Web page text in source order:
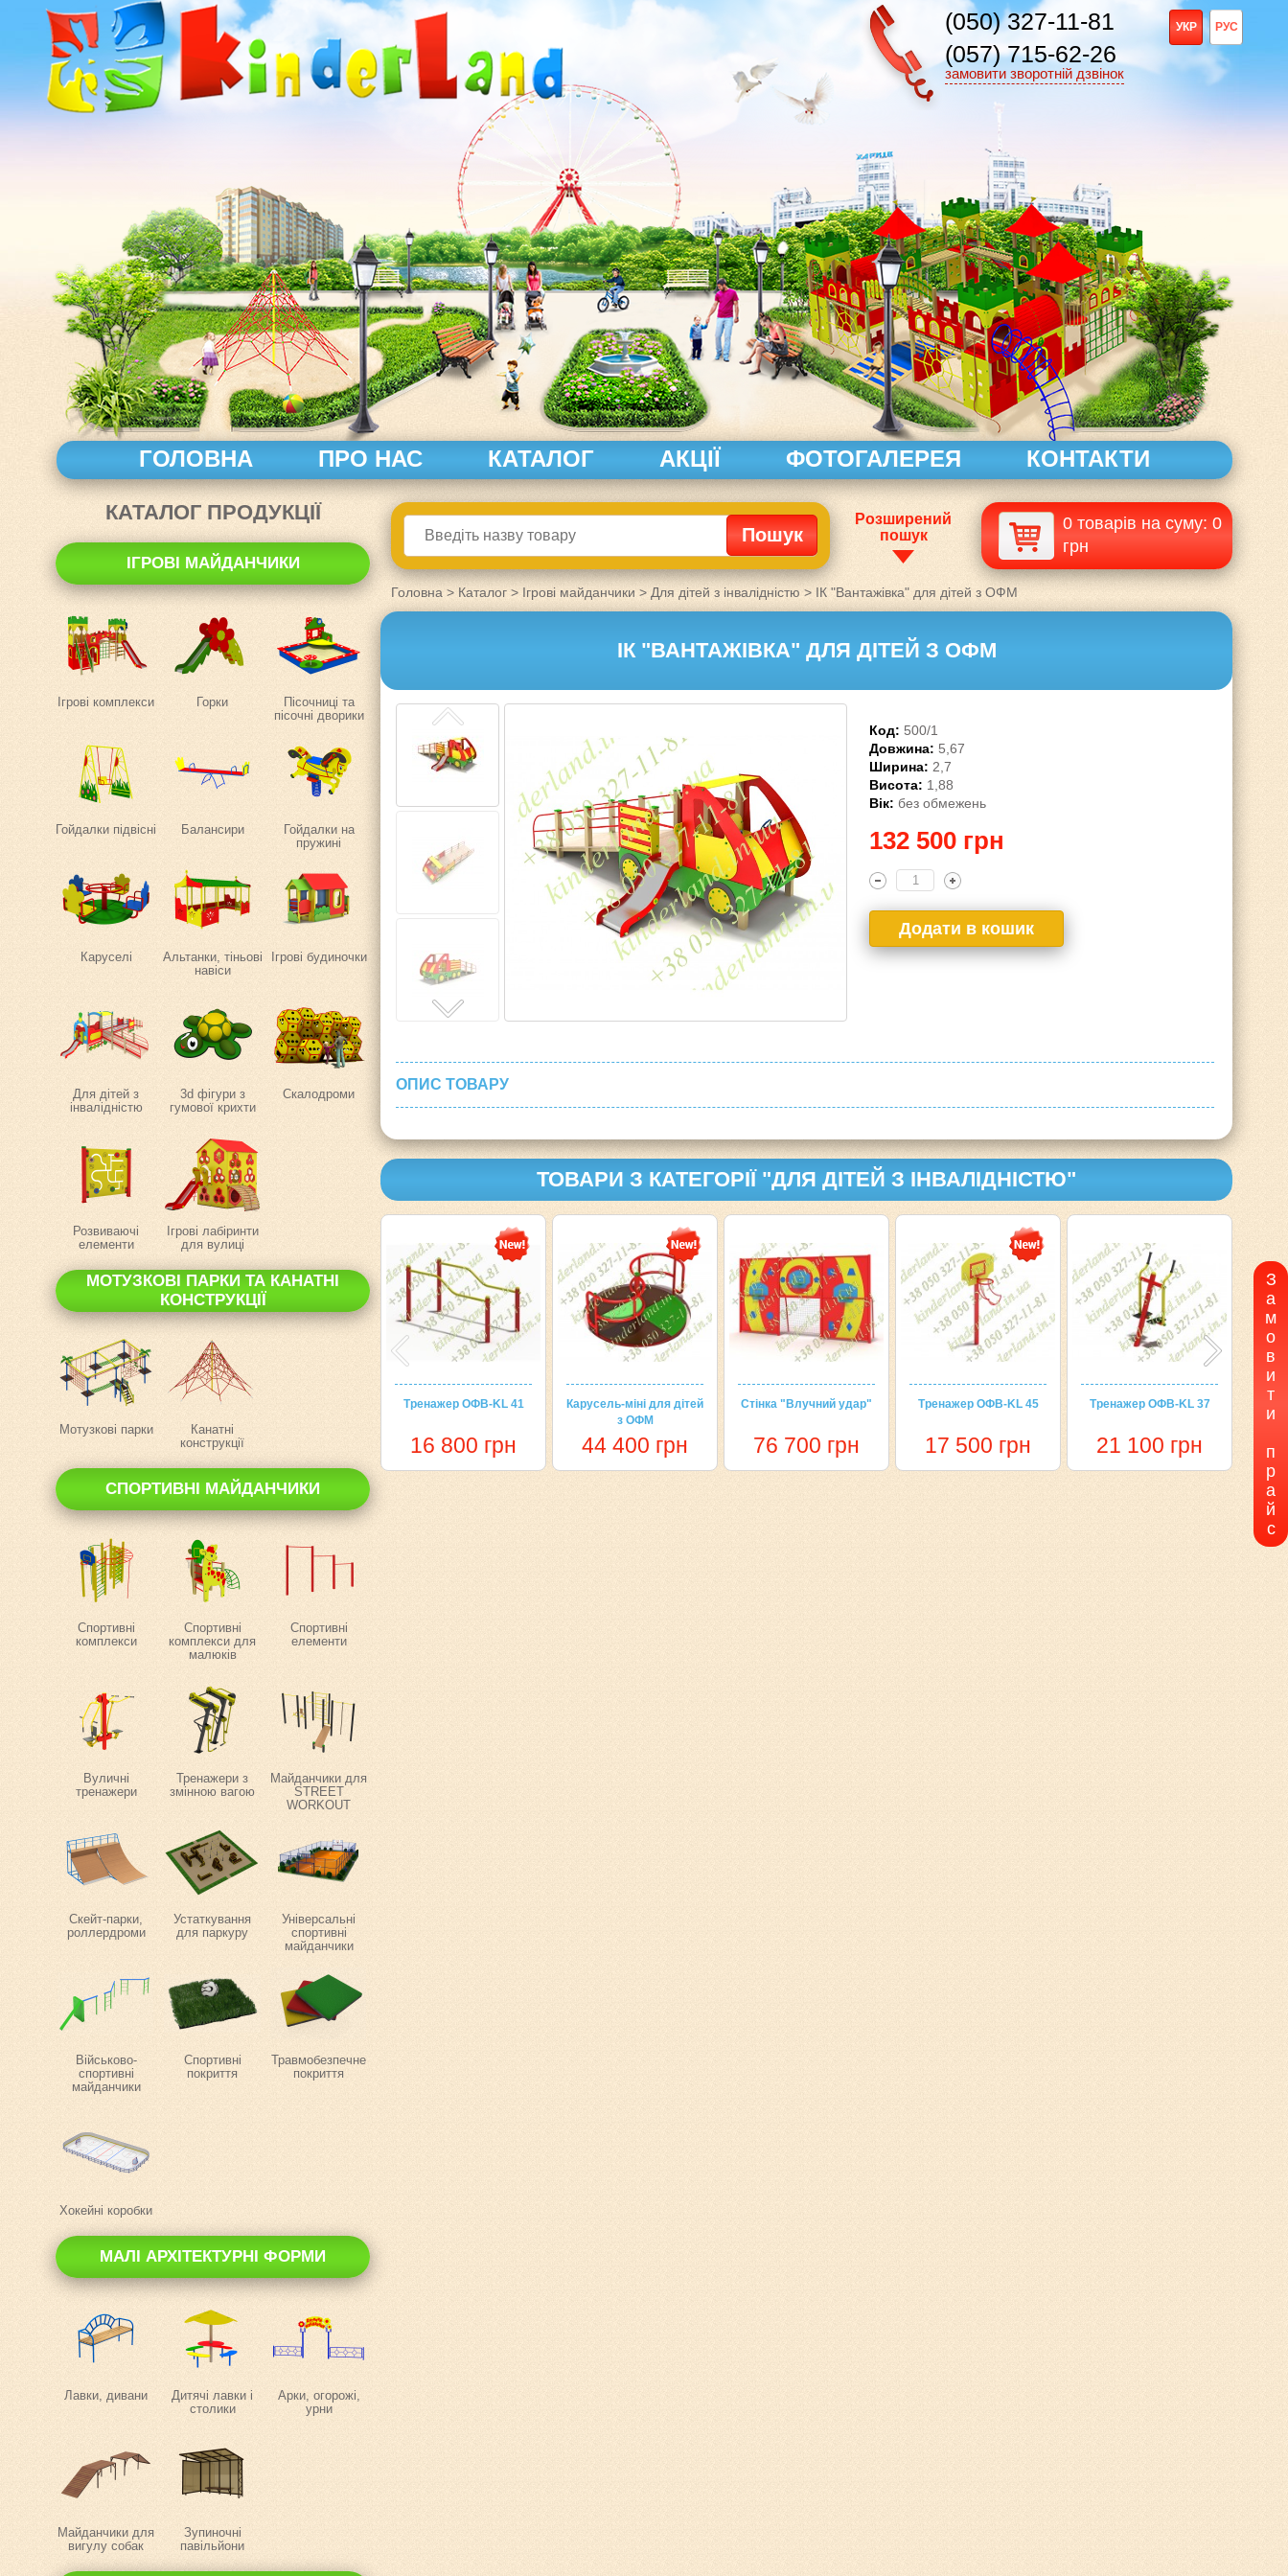
РУС
УКР
(050) 327-11-81
(057) 715-62-26
замовити зворотній дзвінок
ГОЛОВНА ПРО НАС КАТАЛОГ АКЦІЇ ФОТОГАЛЕРЕЯ КОНТАКТИ
КАТАЛОГ ПРОДУКЦІЇ
ІГРОВІ МАЙДАНЧИКИ
Ігрові комплекси Горки
Пісочниці та
пісочні дворики
Гойдалки підвісні Балансири
Гойдалки на
пружині
Каруселі
Альтанки, тіньові
навіси
Ігрові будиночки
Для дітей з
інвалідністю
3d фігури з
гумової крихти
Скалодроми
Розвиваючі
елементи
Ігрові лабіринти
для вулиці
МОТУЗКОВІ ПАРКИ ТА КАНАТНІ
КОНСТРУКЦІЇ
Мотузкові парки
Канатні
конструкції
СПОРТИВНІ МАЙДАНЧИКИ
Спортивні
комплекси
Спортивні
комплекси для
малюків
Спортивні
елементи
Вуличні
тренажери
Тренажери з
змінною вагою
Майданчики для
STREET
WORKOUT
Скейт-парки,
роллердроми
Устаткування
для паркуру
Універсальні
спортивні
майданчики
Військово-
спортивні
майданчики
Спортивні
покриття
Травмобезпечне
покриття
Хокейні коробки
МАЛІ АРХІТЕКТУРНІ ФОРМИ
Лавки, дивани
Дитячі лавки і
столики
Арки, огорожі,
урни
Майданчики для
вигулу собак
Зупиночні
павільйони
0 товарів на суму: 0
грн
Розширений
пошук
Головна > Каталог > Ігрові майданчики > Для дітей з інвалідністю > ІК "Вантажівка" для дітей з ОФМ
ІК "ВАНТАЖІВКА" ДЛЯ ДІТЕЙ З ОФМ
Код: 500/1
Довжина: 5,67
Ширина: 2,7
Висота: 1,88
Вік: без обмежень
132 500 грн
ОПИС ТОВАРУ
ТОВАРИ З КАТЕГОРІЇ "ДЛЯ ДІТЕЙ З ІНВАЛІДНІСТЮ"
Тренажер ОФВ-KL 41
16 800 грн
Карусель-міні для дітей
з ОФМ
44 400 грн
Стінка "Влучний удар"
76 700 грн
Тренажер ОФВ-KL 45
17 500 грн
Тренажер ОФВ-KL 37
21 100 грн
ІК
З
а
м
о
в
и
т
и
п
р
а
й
с